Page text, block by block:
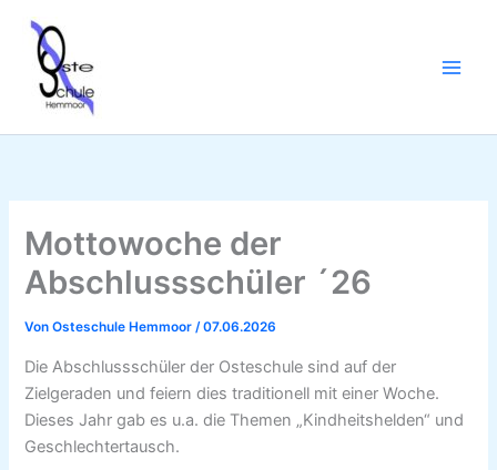
Inhalt
springen
Mottowoche der
Abschlussschüler ´26
VonOsteschule Hemmoor/07.06.2026
Die Abschlussschüler der Osteschule sind auf der
Zielgeraden und feiern dies traditionell mit einer Woche.
Dieses Jahr gab es u.a. die Themen „Kindheitshelden“ und
Geschlechtertausch.